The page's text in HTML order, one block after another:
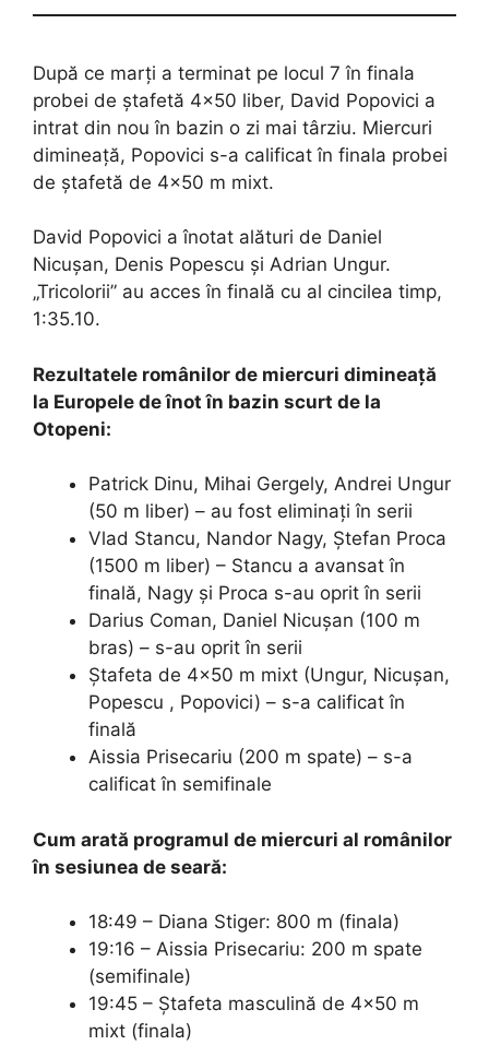
După ce marți a terminat pe locul 7 în finala
probei de ștafetă 4×50 liber, David Popovici a
intrat din nou în bazin o zi mai târziu. Miercuri
dimineață, Popovici s-a calificat în finala probei
de ștafetă de 4×50 m mixt.
David Popovici a înotat alături de Daniel
Nicușan, Denis Popescu și Adrian Ungur.
„Tricolorii” au acces în finală cu al cincilea timp,
1:35.10.
Rezultatele românilor de miercuri dimineață
la Europele de înot în bazin scurt de la
Otopeni:
Patrick Dinu, Mihai Gergely, Andrei Ungur
(50 m liber) – au fost eliminați în serii
Vlad Stancu, Nandor Nagy, Ștefan Proca
(1500 m liber) – Stancu a avansat în
finală, Nagy și Proca s-au oprit în serii
Darius Coman, Daniel Nicușan (100 m
bras) – s-au oprit în serii
Ștafeta de 4×50 m mixt (Ungur, Nicușan,
Popescu , Popovici) – s-a calificat în
finală
Aissia Prisecariu (200 m spate) – s-a
calificat în semifinale
Cum arată programul de miercuri al românilor
în sesiunea de seară:
18:49 – Diana Stiger: 800 m (finala)
19:16 – Aissia Prisecariu: 200 m spate
(semifinale)
19:45 – Ștafeta masculină de 4×50 m
mixt (finala)